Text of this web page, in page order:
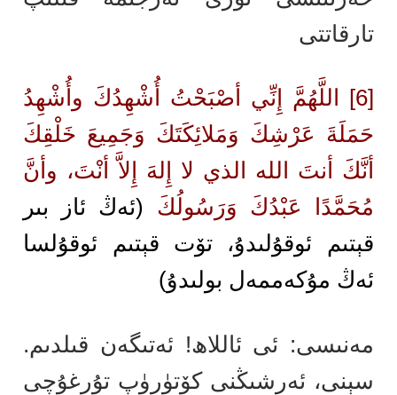
تارقاتتى
[6] اللَّهُمَّ إِنِّي أصْبَحْتُ أُشْهِدُكَ وأُشْهِدُ
حَمَلَةَ عَرْشِكَ وَمَلائِكَتَكَ وَجَمِيعَ خَلْقِكَ
أنَّكَ أنتَ الله الذي لا إِلهَ إِلاَّ أنْتَ، وأنَّ
مُحَمَّدًا عَبْدُكَ وَرَسُولُكَ (ئەڭ ئاز بىر
قېتىم ئوقۇلىدۇ، تۆت قېتىم ئوقۇلسا
ئەڭ مۇكەممەل بولىدۇ)
مەنىسى: ئى ئاللاھ! ئەتىگەن قىلدىم.
سېنى، ئەرشىڭنى كۆتۈرۈپ تۇرغۇچى